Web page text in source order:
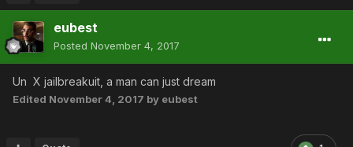
eubest
Posted November 4, 2017
Un X jailbreakuit, a man can just dream
Edited November 4, 2017 by eubest